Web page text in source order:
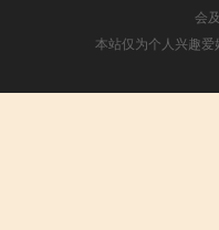
会
本站仅为个人兴趣